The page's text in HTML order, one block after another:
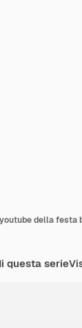
della festa
questa serie